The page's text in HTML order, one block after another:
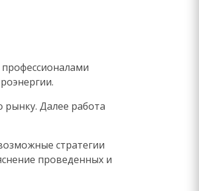
Далее работа
стратегии
проведенных и